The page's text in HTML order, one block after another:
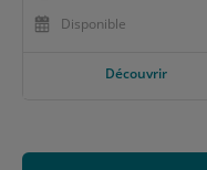
Disponible
Découvrir